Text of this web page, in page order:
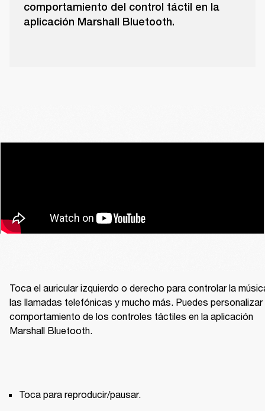
comportamiento del control táctil en la
aplicación Marshall Bluetooth.
Toca el auricular izquierdo o derecho para controlar la
las llamadas telefónicas y mucho más. Puedes personalizar
comportamiento de los controles táctiles en la aplicación
Marshall Bluetooth.
Toca para reproducir/pausar.